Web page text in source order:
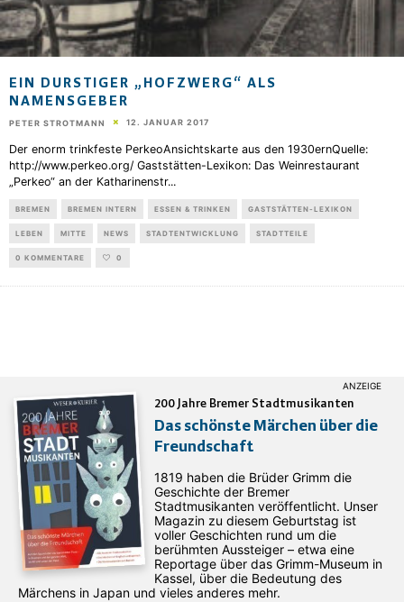
EIN DURSTIGER „HOFZWERG“ ALS
NAMENSGEBER
PETER STROTMANN 12. JANUAR 2017
Der enorm trinkfeste PerkeoAnsichtskarte aus den 1930ernQuelle:
http://www.perkeo.org/ Gaststätten-Lexikon: Das Weinrestaurant
„Perkeo“ an der Katharinenstr...
BREMEN BREMEN INTERN ESSEN & TRINKEN GASTSTÄTTEN-LEXIKON
LEBEN MITTE NEWS STADTENTWICKLUNG STADTTEILE
0 KOMMENTARE 0
200 Jahre Bremer Stadtmusikanten
Das schönste Märchen über die
Freundschaft
1819 haben die Brüder Grimm die
Geschichte der Bremer
Stadtmusikanten veröffentlicht. Unser
Magazin zu diesem Geburtstag ist
voller Geschichten rund um die
berühmten Aussteiger – etwa eine
Reportage über das Grimm-Museum in
Kassel, über die Bedeutung des
Märchens in Japan und vieles anderes mehr.